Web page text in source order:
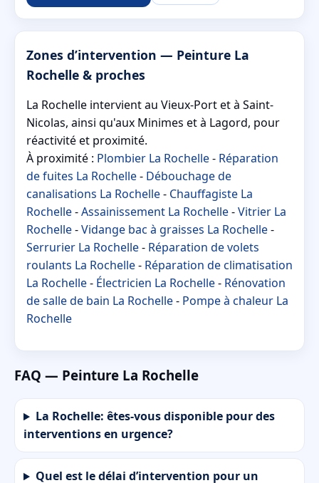
Zones d’intervention — Peinture La
Rochelle & proches
La Rochelle intervient au Vieux-Port et à Saint-
Nicolas, ainsi qu'aux Minimes et à Lagord, pour
réactivité et proximité.
À proximité : Plombier La Rochelle- Réparation
de fuites La Rochelle- Débouchage de
canalisations La Rochelle- Chauffagiste La
Rochelle-Assainissement La Rochelle-Vitrier La
Rochelle-Vidange bac à graisses La Rochelle-
Serrurier La Rochelle- Réparation de volets
roulants La Rochelle- Réparation de climatisation
La Rochelle- Électricien La Rochelle- Rénovation
de salle de bain La Rochelle- Pompe à chaleur La
Rochelle
FAQ — Peinture La Rochelle
La Rochelle: êtes-vous disponible pour des
interventions en urgence?
Quel est le délai d’intervention pour un